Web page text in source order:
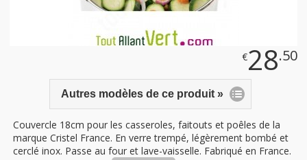
€28.50
Autres modèles de ce produit »
Couvercle 18cm pour les casseroles, faitouts et poêles de la
marque Cristel France. En verre trempé, légèrement bombé et
cerclé inox. Passe au four et lave-vaisselle. Fabriqué en France.